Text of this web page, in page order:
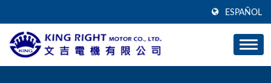
ESPAÑOL